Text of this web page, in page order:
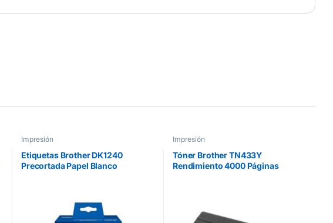
Impresión
Etiquetas Brother DK1240
Precortada Papel Blanco
Impresión
Tóner Brother TN433Y
Rendimiento 4000 Páginas